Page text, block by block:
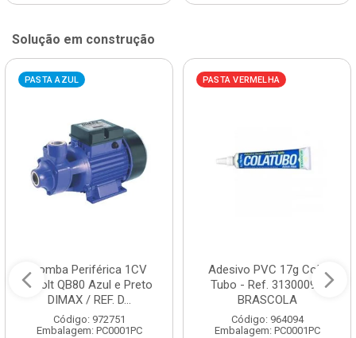
Solução em construção
PASTA AZUL
Bomba Periférica 1CV
Bivolt QB80 Azul e Preto
DIMAX / REF. D...
Código: 972751
Embalagem: PC0001PC
PASTA VERMELHA
Adesivo PVC 17g Cola
Tubo - Ref. 3130009 -
BRASCOLA
Código: 964094
Embalagem: PC0001PC